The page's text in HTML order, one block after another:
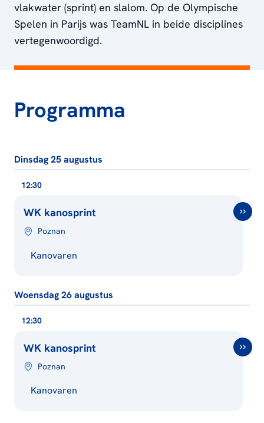
vlakwater (sprint) en slalom. Op de Olympische
Spelen in Parijs was TeamNL in beide disciplines
vertegenwoordigd.
Programma
Dinsdag 25 augustus
12:30
WK kanosprint
Poznan
Kanovaren
Woensdag 26 augustus
12:30
WK kanosprint
Poznan
Kanovaren